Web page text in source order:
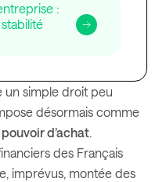
:
simple droit peu
désormais comme
d’achat.
des Français
imprévus, montée des